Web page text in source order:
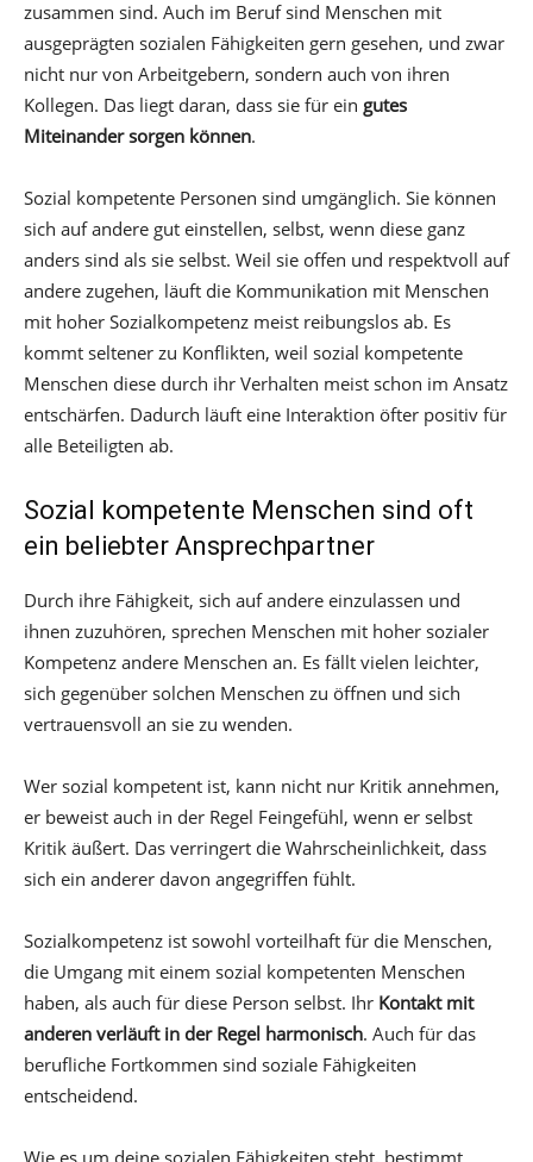
zusammen sind. Auch im Beruf sind Menschen mit
ausgeprägten sozialen Fähigkeiten gern gesehen, und zwar
nicht nur von Arbeitgebern, sondern auch von ihren
Kollegen. Das liegt daran, dass sie für ein gutes
Miteinander sorgen können.
Sozial kompetente Personen sind umgänglich. Sie können
sich auf andere gut einstellen, selbst, wenn diese ganz
anders sind als sie selbst. Weil sie offen und respektvoll auf
andere zugehen, läuft die Kommunikation mit Menschen
mit hoher Sozialkompetenz meist reibungslos ab. Es
kommt seltener zu Konflikten, weil sozial kompetente
Menschen diese durch ihr Verhalten meist schon im Ansatz
entschärfen. Dadurch läuft eine Interaktion öfter positiv für
alle Beteiligten ab.
Sozial kompetente Menschen sind oft
ein beliebter Ansprechpartner
Durch ihre Fähigkeit, sich auf andere einzulassen und
ihnen zuzuhören, sprechen Menschen mit hoher sozialer
Kompetenz andere Menschen an. Es fällt vielen leichter,
sich gegenüber solchen Menschen zu öffnen und sich
vertrauensvoll an sie zu wenden.
Wer sozial kompetent ist, kann nicht nur Kritik annehmen,
er beweist auch in der Regel Feingefühl, wenn er selbst
Kritik äußert. Das verringert die Wahrscheinlichkeit, dass
sich ein anderer davon angegriffen fühlt.
Sozialkompetenz ist sowohl vorteilhaft für die Menschen,
die Umgang mit einem sozial kompetenten Menschen
haben, als auch für diese Person selbst. Ihr Kontakt mit
anderen verläuft in der Regel harmonisch. Auch für das
berufliche Fortkommen sind soziale Fähigkeiten
entscheidend.